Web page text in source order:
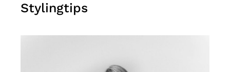
Stylingtips